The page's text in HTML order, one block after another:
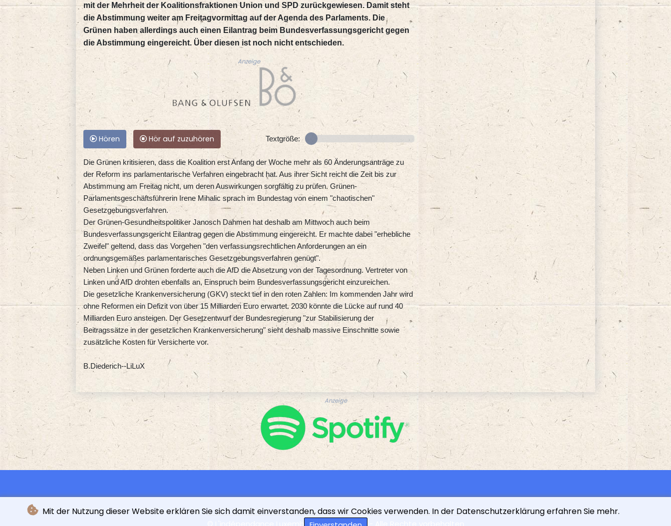
Mit der Nutzung dieser Website erklären Sie sich damit einverstanden, dass wir Cookies verwenden. In der Datenschutzerklärung erfahren Sie mehr.
mit der Mehrheit der Koalitionsfraktionen Union und SPD zurückgewiesen. Damit steht
die Abstimmung weiter am Freitagvormittag auf der Agenda des Parlaments. Die
Grünen haben allerdings auch einen Eilantrag beim Bundesverfassungsgericht gegen
die Abstimmung eingereicht. Über diesen ist noch nicht entschieden.
Anzeige
Hören Hör auf zuzuhören Textgröße:
Die Grünen kritisieren, dass die Koalition erst Anfang der Woche mehr als 60 Änderungsanträge zu
der Reform ins parlamentarische Verfahren eingebracht hat. Aus ihrer Sicht reicht die Zeit bis zur
Abstimmung am Freitag nicht, um deren Auswirkungen sorgfältig zu prüfen. Grünen-
Parlamentsgeschäftsführerin Irene Mihalic sprach im Bundestag von einem "chaotischen"
Gesetzgebungsverfahren.
Der Grünen-Gesundheitspolitiker Janosch Dahmen hat deshalb am Mittwoch auch beim
Bundesverfassungsgericht Eilantrag gegen die Abstimmung eingereicht. Er machte dabei "erhebliche
Zweifel" geltend, dass das Vorgehen "den verfassungsrechtlichen Anforderungen an ein
ordnungsgemäßes parlamentarisches Gesetzgebungsverfahren genügt".
Neben Linken und Grünen forderte auch die AfD die Absetzung von der Tagesordnung. Vertreter von
Linken und AfD drohten ebenfalls an, Einspruch beim Bundesverfassungsgericht einzureichen.
Die gesetzliche Krankenversicherung (GKV) steckt tief in den roten Zahlen: Im kommenden Jahr wird
ohne Reformen ein Defizit von über 15 Milliarden Euro erwartet. 2030 könnte die Lücke auf rund 40
Milliarden Euro ansteigen. Der Gesetzentwurf der Bundesregierung "zur Stabilisierung der
Beitragssätze in der gesetzlichen Krankenversicherung" sieht deshalb massive Einschnitte sowie
zusätzliche Kosten für Versicherte vor.
B.Diederich--LiLuX
Anzeige
© L'indépendance Luxembourgeoise - 2026 - Alle Rechte vorbehalten